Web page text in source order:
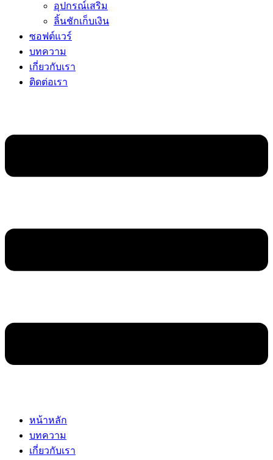
อุปกรณ์เสริม
ลิ้นชักเก็บเงิน
ซอฟต์แวร์
บทความ
เกี่ยวกับเรา
ติดต่อเรา
หน้าหลัก
บทความ
เกี่ยวกับเรา